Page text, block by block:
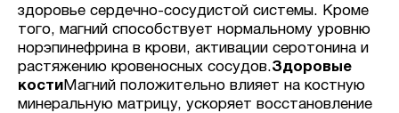
здоровье сердечно-сосудистой системы. Кроме
того, магний способствует нормальному уровню
норэпинефрина в крови, активации серотонина и
растяжению кровеносных сосудов.Здоровые
кости Магний положительно влияет на костную
минеральную матрицу, ускоряет восстановление